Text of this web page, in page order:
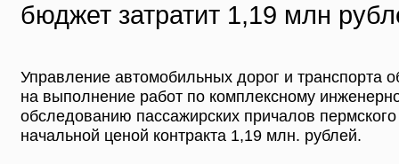
бюджет затратит 1,19 млн
Управление автомобильных дорог и транспорта
на выполнение работ по комплексному
обследованию пассажирских причалов пермского
начальной ценой контракта 1,19 млн. рублей.